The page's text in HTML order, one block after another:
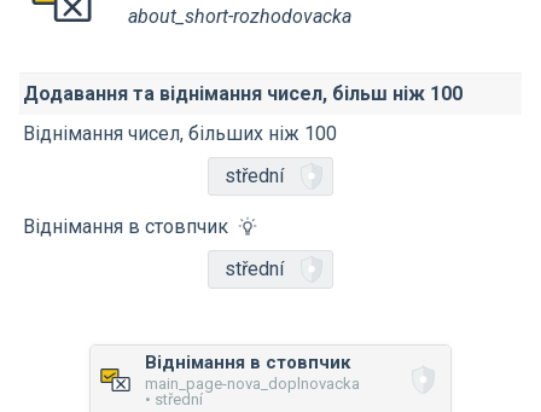
about_short-rozhodovacka
Додавання та віднімання чисел, більш ніж 100
Віднімання чисел, більших ніж 100
střední
Віднімання в стовпчик
střední
Віднімання в стовпчик
main_page-nova_doplnovacka
• střední